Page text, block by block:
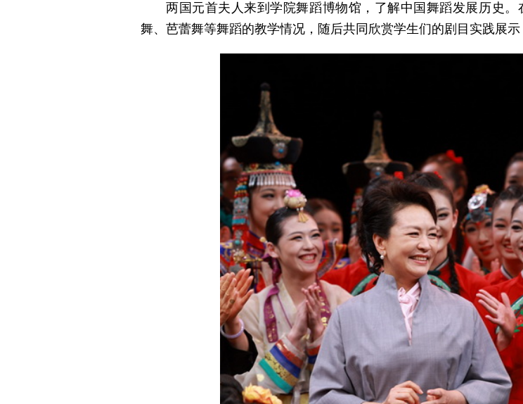
两国元首夫人来到学院舞蹈博物馆，了解中国舞蹈发展历史
舞、芭蕾舞等舞蹈的教学情况，随后共同欣赏学生们的剧目实践展